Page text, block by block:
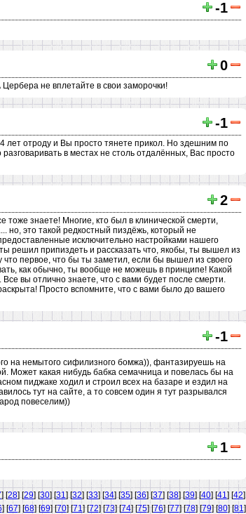
-1
0
не вплетайте в свои заморочки!
-1
лет отроду и Вы просто тянете прикол. Но здешним по
в местах не столь отдалённых, Вас просто
2
тоже знаете! Многие, кто был в клинической смерти,
но, это такой редкостный пиздёжь, который не
исключительно настройками нашего
решил припиздеть и рассказать что, якобы, ты вышел из
что первое, что бы ты заметил, если бы вышел из своего
как обычно, ты вообще не можешь в принципе! Какой
вы отлично знаете, что с вами будет после смерти.
Просто вспомните, что с вами было до вашего
-1
на немытого сифилизного бомжа)), фантазируешь на
Может какая нибудь бабка семачница и повелась бы на
пиджаке ходил и строил всех на базаре и ездил на
тут на сайте, а то совсем один я тут разрывался
повеселим))
1
] [28] [29] [30] [31] [32] [33] [34] [35] [36] [37] [38] [39] [40] [41] [42]
] [67] [68] [69] [70] [71] [72] [73] [74] [75] [76] [77] [78] [79] [80] [81]